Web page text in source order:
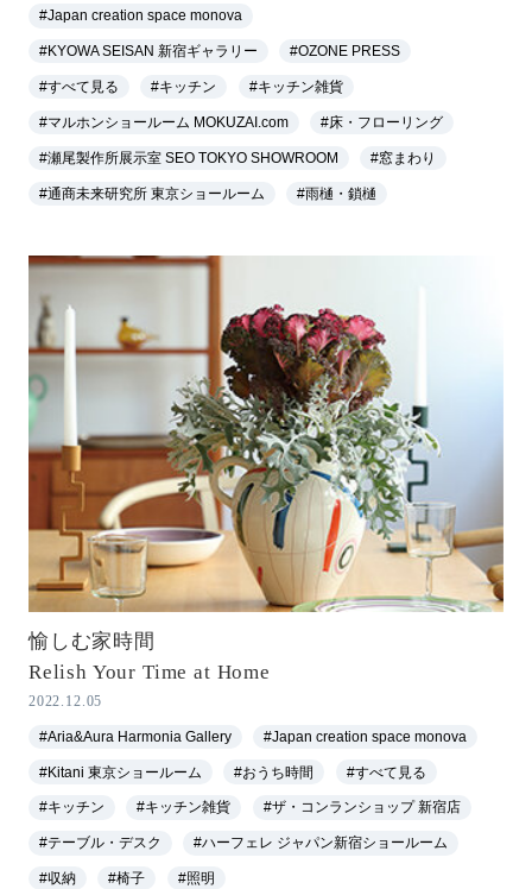
#Japan creation space monova
#KYOWA SEISAN 新宿ギャラリー #OZONE PRESS
#すべて見る #キッチン #キッチン雑貨
#マルホンショールーム MOKUZAI.com #床・フローリング
#瀬尾製作所展示室 SEO TOKYO SHOWROOM #窓まわり
#通商未来研究所 東京ショールーム #雨樋・鎖樋
愉しむ家時間
Relish Your Time at Home
2022.12.05
#Aria&Aura Harmonia Gallery #Japan creation space monova
#Kitani 東京ショールーム #おうち時間 #すべて見る
#キッチン #キッチン雑貨 #ザ・コンランショップ 新宿店
#テーブル・デスク #ハーフェレ ジャパン新宿ショールーム
#収納 #椅子 #照明